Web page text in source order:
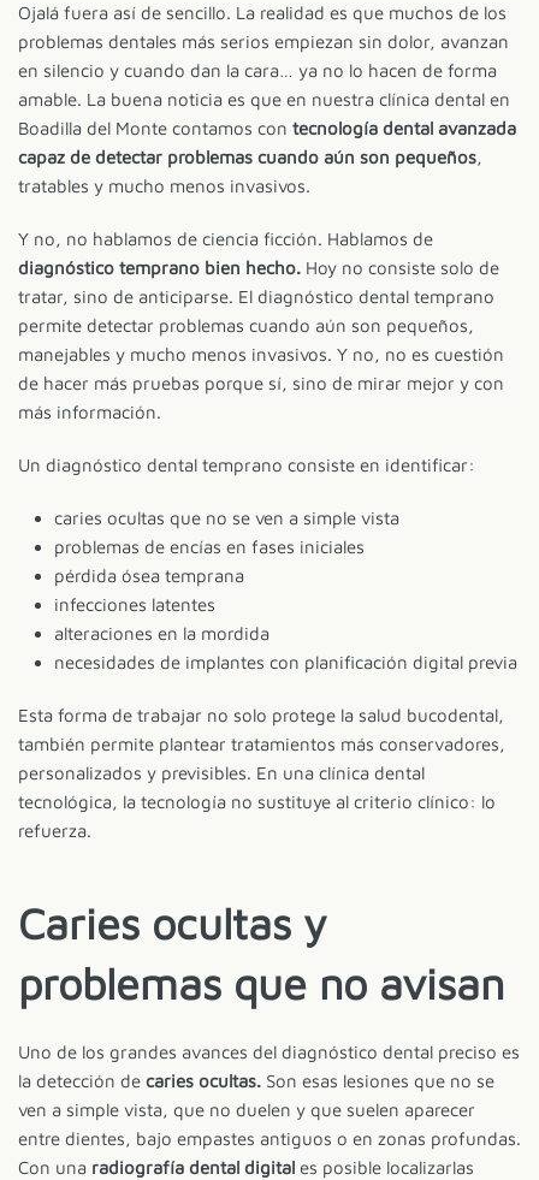
Ojalá fuera así de sencillo. La realidad es que muchos de los
problemas dentales más serios empiezan sin dolor, avanzan
en silencio y cuando dan la cara… ya no lo hacen de forma
amable. La buena noticia es que en nuestra clínica dental en
Boadilla del Monte contamos con tecnología dental avanzada
capaz de detectar problemas cuando aún son pequeños,
tratables y mucho menos invasivos.
Y no, no hablamos de ciencia ficción. Hablamos de
diagnóstico temprano bien hecho. Hoy no consiste solo de
tratar, sino de anticiparse. El diagnóstico dental temprano
permite detectar problemas cuando aún son pequeños,
manejables y mucho menos invasivos. Y no, no es cuestión
de hacer más pruebas porque sí, sino de mirar mejor y con
más información.
Un diagnóstico dental temprano consiste en identificar:
caries ocultas que no se ven a simple vista
problemas de encías en fases iniciales
pérdida ósea temprana
infecciones latentes
alteraciones en la mordida
necesidades de implantes con planificación digital previa
Esta forma de trabajar no solo protege la salud bucodental,
también permite plantear tratamientos más conservadores,
personalizados y previsibles. En una clínica dental
tecnológica, la tecnología no sustituye al criterio clínico: lo
refuerza.
Caries ocultas y
problemas que no avisan
Uno de los grandes avances del diagnóstico dental preciso es
la detección de caries ocultas. Son esas lesiones que no se
ven a simple vista, que no duelen y que suelen aparecer
entre dientes, bajo empastes antiguos o en zonas profundas.
Con una radiografía dental digital es posible localizarlas